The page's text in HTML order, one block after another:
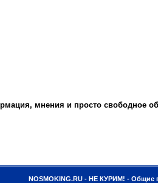
мнения и просто свободное
NOSMOKING.RU - НЕ КУРИМ! - Общие